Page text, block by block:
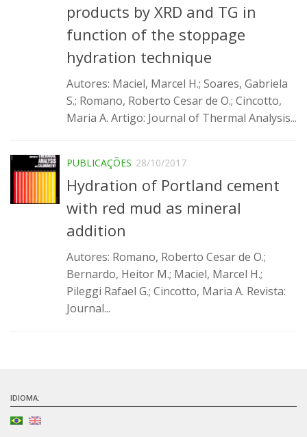
Infraestrutura
Materiais cimentícios ecoeficientes
Ecologia Industrial na Construção Civil
Resíduos como matérias-primas
Reologia e reometria de suspensões concentradas
INCT (CEMtec)
EMBRAPII (MCE)
Revestimentos frios (CBSF)
Projeto Crescimento
Publicações
products by XRD and TG in
function of the stoppage
hydration technique
Autores: Maciel, Marcel H.; Soares, Gabriela
S.; Romano, Roberto Cesar de O.; Cincotto,
Maria A. Artigo: Journal of Thermal Analysis...
PUBLICAÇÕES 28/10/2017
Hydration of Portland cement
with red mud as mineral
addition
Autores: Romano, Roberto Cesar de O.;
Bernardo, Heitor M.; Maciel, Marcel H.;
Pileggi Rafael G.; Cincotto, Maria A. Revista:
Journal...
IDIOMA: